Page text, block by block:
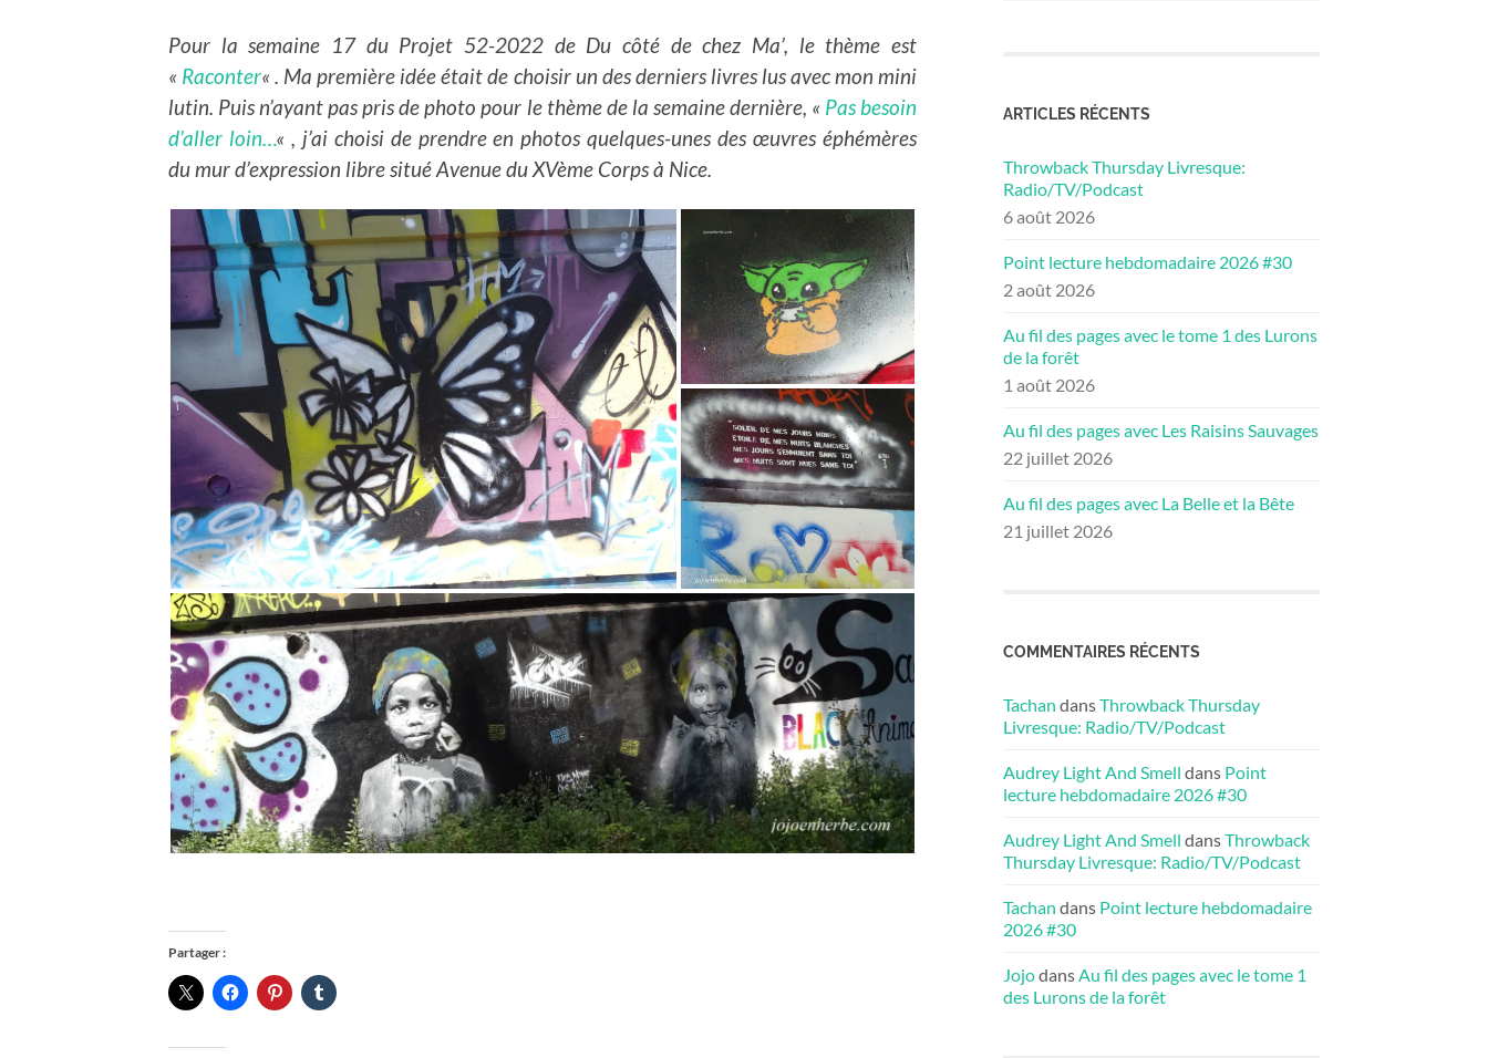
Pour la semaine 17 du Projet 52-2022 de Du côté de chez Ma’, le thème est
« Raconter« . Ma première idée était de choisir un des derniers livres lus avec mon mini
lutin. Puis n’ayant pas pris de photo pour le thème de la semaine dernière, « Pas besoin
d’aller loin…« , j’ai choisi de prendre en photos quelques-unes des œuvres éphémères
du mur d’expression libre situé Avenue du XVème Corps à Nice.
Partager :
ARTICLES RÉCENTS
Throwback Thursday Livresque:
Radio/TV/Podcast
6 août 2026
Point lecture hebdomadaire 2026 #30
2 août 2026
Au fil des pages avec le tome 1 des Lurons
de la forêt
1 août 2026
Au fil des pages avec Les Raisins Sauvages
22 juillet 2026
Au fil des pages avec La Belle et la Bête
21 juillet 2026
COMMENTAIRES RÉCENTS
Tachan dansThrowback Thursday
Livresque: Radio/TV/Podcast
Audrey Light And Smell dans Point
lecture hebdomadaire 2026 #30
Audrey Light And Smell dansThrowback
Thursday Livresque: Radio/TV/Podcast
Tachan dans Point lecture hebdomadaire
2026 #30
JojodansAu fil des pages avec le tome 1
des Lurons de la forêt